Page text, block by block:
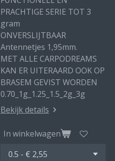
PRACHTIGE SERIE TOT 3
gram
ONVERSLIJTBAAR
Antennetjes 1,95mm.
MET ALLE CARPODREAMS
KAN ER UITERAARD OOK OP
BRASEM GEVIST WORDEN
0.70_1g_1.25_1.5_2g_3g
Bekijk details
In winkelwagen